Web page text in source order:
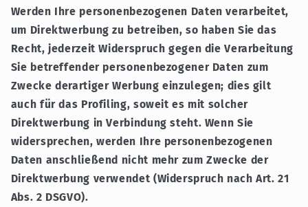
Werden Ihre personenbezogenen Daten verarbeitet,
um Direktwerbung zu betreiben, so haben Sie das
Recht, jederzeit Widerspruch gegen die Verarbeitung
Sie betreffender personenbezogener Daten zum
Zwecke derartiger Werbung einzulegen; dies gilt
auch für das Profiling, soweit es mit solcher
Direktwerbung in Verbindung steht. Wenn Sie
widersprechen, werden Ihre personenbezogenen
Daten anschließend nicht mehr zum Zwecke der
Direktwerbung verwendet (Widerspruch nach Art. 21
Abs. 2 DSGVO).